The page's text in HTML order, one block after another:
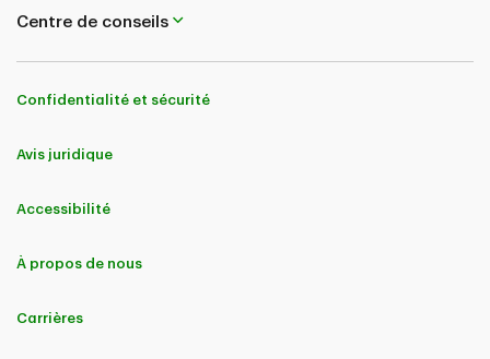
Centre de conseils
Confidentialité et sécurité
Avis juridique
Accessibilité
À propos de nous
Carrières